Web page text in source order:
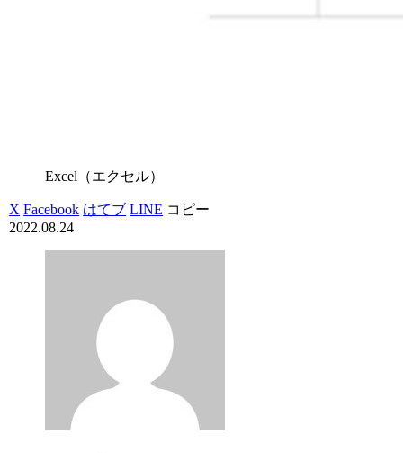
Excel（エクセル）
X Facebook はてブ LINE コピー
2022.08.24